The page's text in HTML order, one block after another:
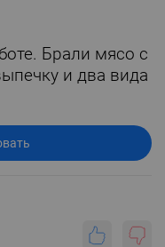
Брали мясо с
и два вида